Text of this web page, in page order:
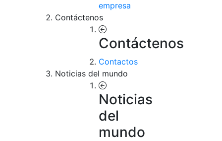
empresa
Contáctenos
Contáctenos
Contactos
Noticias del mundo
Noticias
del
mundo